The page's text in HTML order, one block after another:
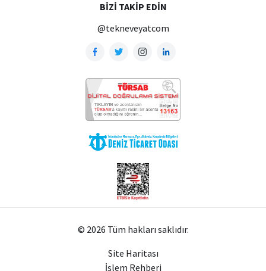
BIZI TAKIP EDIN
@tekneveyatcom
© 2026 Tüm hakları saklıdır.
Site Haritası
İşlem Rehberi